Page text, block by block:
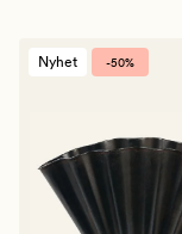
Nyhet -50%